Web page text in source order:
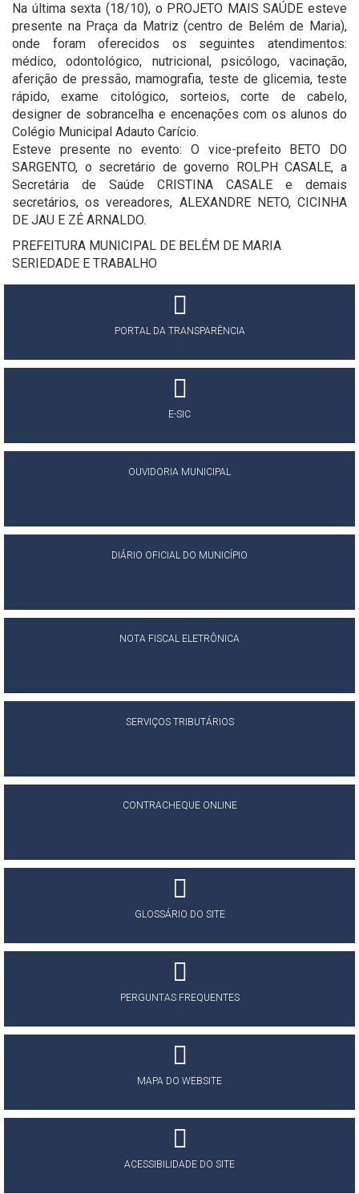
Na última sexta (18/10), o PROJETO MAIS SAÚDE esteve
presente na Praça da Matriz (centro de Belém de Maria),
onde foram oferecidos os seguintes atendimentos:
médico, odontológico, nutricional, psicólogo, vacinação,
aferição de pressão, mamografia, teste de glicemia, teste
rápido, exame citológico, sorteios, corte de cabelo,
designer de sobrancelha e encenações com os alunos do
Colégio Municipal Adauto Carício.
Esteve presente no evento: O vice-prefeito BETO DO
SARGENTO, o secretário de governo ROLPH CASALE, a
Secretária de Saúde CRISTINA CASALE e demais
secretários, os vereadores, ALEXANDRE NETO, CICINHA
DE JAU E ZÉ ARNALDO.
PREFEITURA MUNICIPAL DE BELÉM DE MARIA
SERIEDADE E TRABALHO
PORTAL DA TRANSPARÊNCIA
E-SIC
OUVIDORIA MUNICIPAL
DIÁRIO OFICIAL DO MUNICÍPIO
NOTA FISCAL ELETRÔNICA
SERVIÇOS TRIBUTÁRIOS
CONTRACHEQUE ONLINE
GLOSSÁRIO DO SITE
PERGUNTAS FREQUENTES
MAPA DO WEBSITE
ACESSIBILIDADE DO SITE